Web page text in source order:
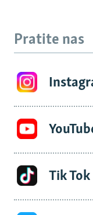
Pratite nas
Tik Tok